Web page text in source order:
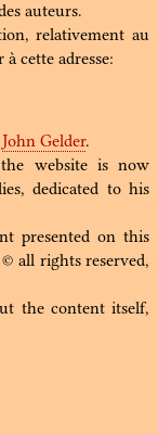
auteurs.
relativement au
cette adresse:
John Gelder.
the website is now
dedicated to his
presented on this
all rights reserved,
the content itself,